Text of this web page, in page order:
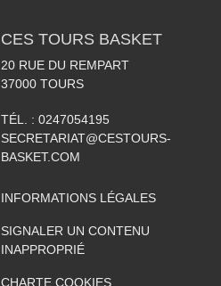
CES TOURS BASKET
20 RUE DU REMPART
37000 TOURS
TÉL. : 0247054195
SECRETARIAT@CESTOURS-
BASKET.COM
INFORMATIONS LÉGALES
SIGNALER UN CONTENU
INAPPROPRIÉ
CHARTE COOKIES